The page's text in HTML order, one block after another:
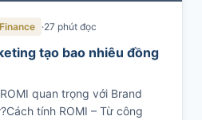
27 phút đọc
tạo bao nhiêu đồng
quan trọng với Brand
tính ROMI – Từ công